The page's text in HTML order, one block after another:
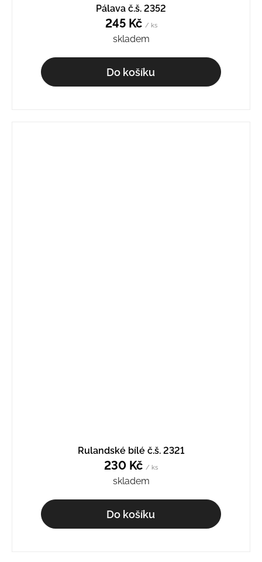
Pálava č.š. 2352
245 Kč / ks
skladem
Do košíku
Rulandské bílé č.š. 2321
230 Kč / ks
skladem
Do košíku